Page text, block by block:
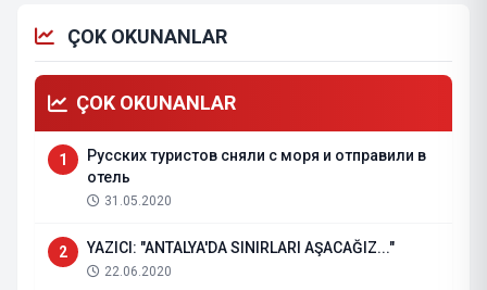
ÇOK OKUNANLAR
ÇOK OKUNANLAR
1
Русских туристов сняли с моря и отправили в
отель
31.05.2020
2 YAZICI: "ANTALYA'DA SINIRLARI AŞACAĞIZ..."
22.06.2020